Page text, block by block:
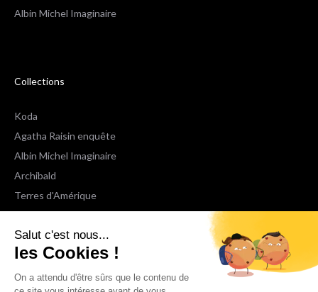
Salut c'est nous...
les Cookies !
On a attendu d'être sûrs que le contenu de
Albin Michel Imaginaire
Collections
Koda
Agatha Raisin enquête
Albin Michel Imaginaire
Archibald
Terres d'Amérique
Espaces Libres Poche
NOX
Wiz
Voir toutes les collections